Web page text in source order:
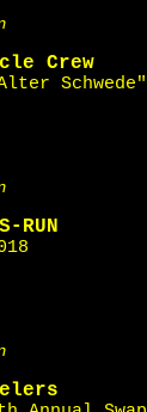
Crew
Schwede"
RUN